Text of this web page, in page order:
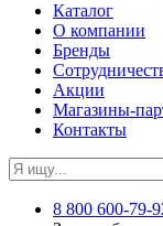
Каталог
О компании
Бренды
Акции
Магазины-
Контакты
8 800 600-79-